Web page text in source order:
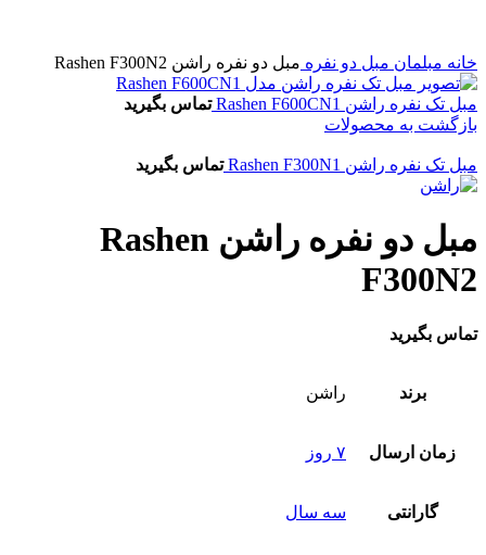
خانه مبلمان مبل دو نفره مبل دو نفره راشن Rashen F300N2
مبل تک نفره راشن Rashen F600CN1
تماس بگیرید
بازگشت به محصولات
مبل تک نفره راشن Rashen F300N1 تماس بگیرید
مبل دو نفره راشن Rashen
F300N2
تماس بگیرید
برند راشن
زمان ارسال ۷ روز
گارانتی سه سال